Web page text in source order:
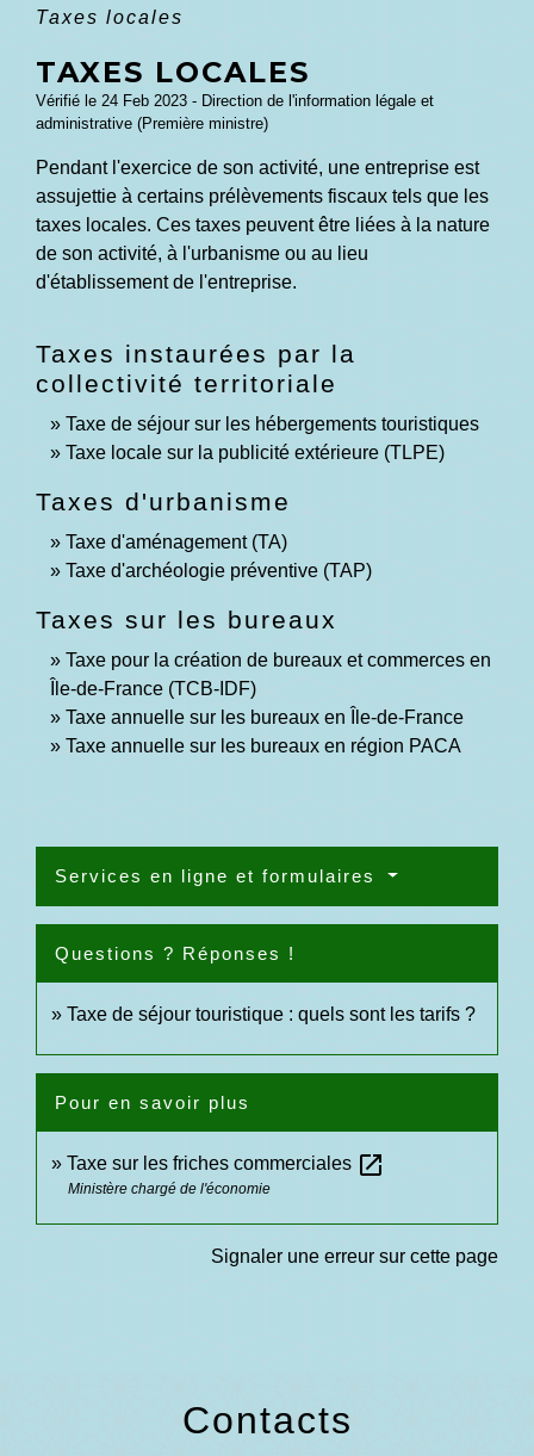
Taxes locales
TAXES LOCALES
Vérifié le 24 Feb 2023 - Direction de l'information légale et
administrative (Première ministre)
Pendant l'exercice de son activité, une entreprise est
assujettie à certains prélèvements fiscaux tels que les
taxes locales. Ces taxes peuvent être liées à la nature
de son activité, à l'urbanisme ou au lieu
d'établissement de l'entreprise.
Taxes instaurées par la
collectivité territoriale
Taxe de séjour sur les hébergements touristiques
Taxe locale sur la publicité extérieure (TLPE)
Taxes d'urbanisme
Taxe d'aménagement (TA)
Taxe d'archéologie préventive (TAP)
Taxes sur les bureaux
Taxe pour la création de bureaux et commerces en
Île-de-France (TCB-IDF)
Taxe annuelle sur les bureaux en Île-de-France
Taxe annuelle sur les bureaux en région PACA
Services en ligne et formulaires
Questions ? Réponses !
Taxe de séjour touristique : quels sont les tarifs ?
Pour en savoir plus
Taxe sur les friches commerciales open_in_new
Ministère chargé de l'économie
Signaler une erreur sur cette page
Contacts